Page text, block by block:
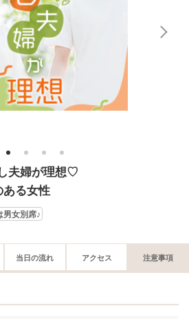
1 2 3 4
夫婦が理想♡
ある女性
男女別席♪
当日の流れ アクセス 注意事項